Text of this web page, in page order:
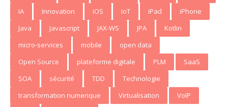
IA
Innovation iOS IoT iPad
iPhone
Java
Javascript JAX-WS JPA
Kotlin
micro-services
mobile
open data
Open Source
plateforme digitale PLM
SaaS
SOA
sécurité TDD
Technologie
transformation numerique
Virtualisation
VoIP